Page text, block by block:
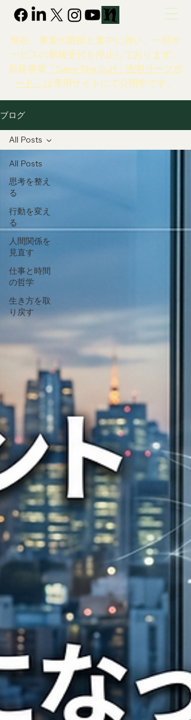
現在、事業の選択と集中に伴い、一部サ
ービスの新規受付を停止しております。
新規事業 「Save The Surf｜透明サーフボ
ード」 は専用サイトにて公開中です。
ブログ
All Posts
思考を整え
る
行動を変え
る
人間関係を
見直す
仕事と時間
の哲学
生き方を取
り戻す
All Posts